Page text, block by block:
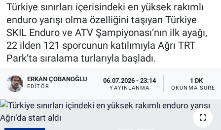
Türkiye sınırları içerisindeki en yüksek rakımlı
enduro yarışı olma özelliğini taşıyan Türkiye
SKIL Enduro ve ATV Şampiyonası’nın ilk ayağı,
22 ilden 121 sporcunun katılımıyla Ağrı TRT
Park’ta sıralama turlarıyla başladı.
ERKAN ÇOBANOĞLU
EDITÖR
06.07.2026 - 23:14
YAYINLANMA
1 DK
OKUNMA SÜRESI
Tüm Manşetler
Son Dakika Haberleri